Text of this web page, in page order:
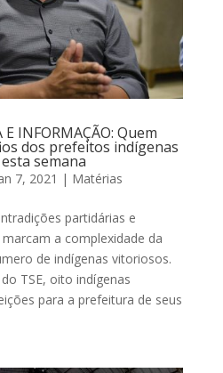
INFORMAÇÃO: Quem
dos prefeitos indígenas
semana
7, 2021 | Matérias
partidárias e
a complexidade da
de indígenas vitoriosos.
TSE, oito indígenas
para a prefeitura de seus